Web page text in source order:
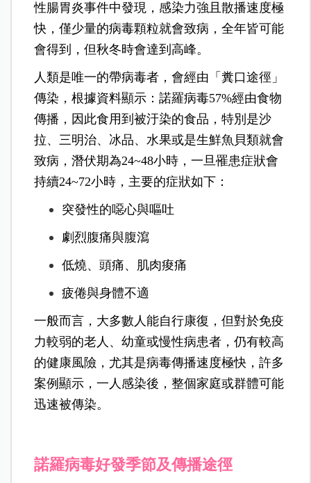
性腸胃炎事件中發現，感染力強且散播速度極
快，僅少量的病毒顆粒就會致病，全年皆可能
會得到，但秋冬時會達到高峰。
人類是唯一的帶病毒者，會經由「糞口途徑」
傳染，根據資料顯示：諾羅病毒57%經由食物
傳播，因此食用到被汙染的食品，特別是沙
拉、三明治、冰品、水果或是生鮮魚貝類就會
致病，潛伏期為24~48小時，一旦罹患症狀會
持續24~72小時，主要的症狀如下：
突發性的噁心與嘔吐
劇烈腹痛與腹瀉
低燒、頭痛、肌肉痠痛
疲倦與身體不適
一般而言，大多數人能自行康復，但對於免疫
力較弱的老人、幼童或慢性病患者，仍有較高
的健康風險，尤其是病毒傳播速度極快，許多
案例顯示，一人感染後，整個家庭或群體可能
迅速被傳染。
諾羅病毒好發季節及傳播途徑